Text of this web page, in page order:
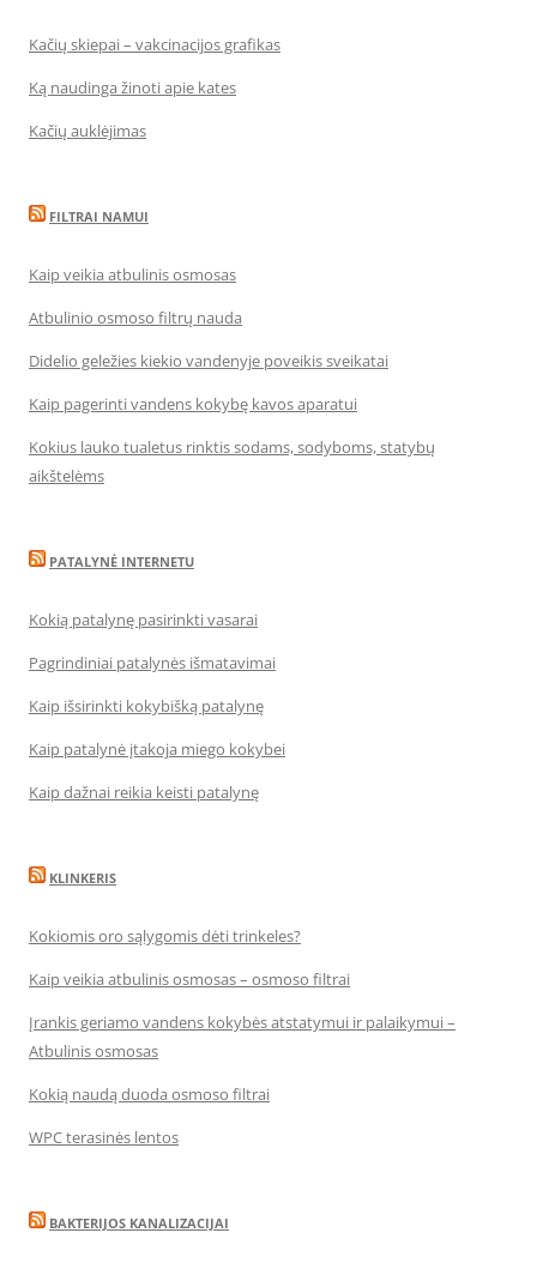
Kačių skiepai – vakcinacijos grafikas
Ką naudinga žinoti apie kates
Kačių auklėjimas
FILTRAI NAMUI
Kaip veikia atbulinis osmosas
Atbulinio osmoso filtrų nauda
Didelio geležies kiekio vandenyje poveikis sveikatai
Kaip pagerinti vandens kokybę kavos aparatui
Kokius lauko tualetus rinktis sodams, sodyboms, statybų
aikštelėms
PATALYNĖ INTERNETU
Kokią patalynę pasirinkti vasarai
Pagrindiniai patalynės išmatavimai
Kaip išsirinkti kokybišką patalynę
Kaip patalynė įtakoja miego kokybei
Kaip dažnai reikia keisti patalynę
KLINKERIS
Kokiomis oro sąlygomis dėti trinkeles?
Kaip veikia atbulinis osmosas – osmoso filtrai
Įrankis geriamo vandens kokybės atstatymui ir palaikymui –
Atbulinis osmosas
Kokią naudą duoda osmoso filtrai
WPC terasinės lentos
BAKTERIJOS KANALIZACIJAI